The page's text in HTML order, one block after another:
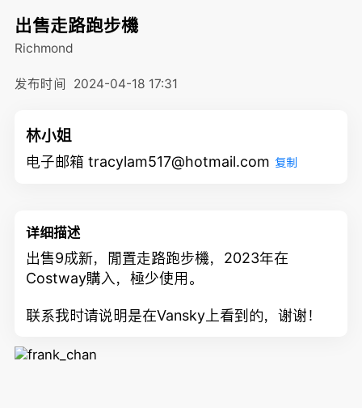
出售走路跑步機
Richmond
发布时间 2024-04-18 17:31
林小姐
电子邮箱 tracylam517@hotmail.com 复制
详细描述
出售9成新，閒置走路跑步機，2023年在
Costway購入，極少使用。
联系我时请说明是在Vansky上看到的，谢谢！